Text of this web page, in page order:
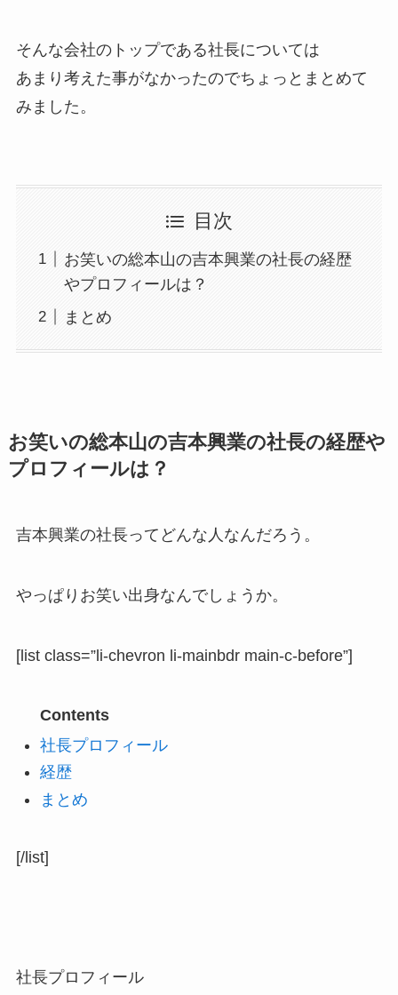
そんな会社のトップである社長については
あまり考えた事がなかったのでちょっとまとめて
みました。
目次
お笑いの総本山の吉本興業の社長の経歴
やプロフィールは？
まとめ
お笑いの総本山の吉本興業の社長の経歴や
プロフィールは？
吉本興業の社長ってどんな人なんだろう。
やっぱりお笑い出身なんでしょうか。
[list class=”li-chevron li-mainbdr main-c-before”]
Contents
社長プロフィール
経歴
まとめ
[/list]
社長プロフィール